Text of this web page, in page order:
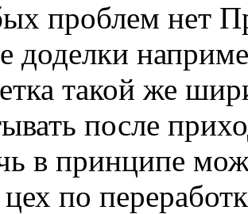
проблем нет
доделки
такой же
после
в принципе
цех по